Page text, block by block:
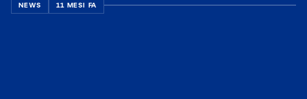
NEWS 11 MESI FA